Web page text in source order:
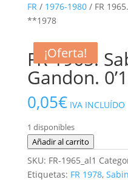
FR/ 1976-1980/ FR
**1978
FR 1965.
Gandon.
0,05€ IVA INCLUÍDO
1 disponibles
FR
1965.
Sabine
Añadir al carrito
SKU: FR-1965_al1
Etiquetas: FR 1978,
¡Oferta!
¡Oferta!
¡Oferta!